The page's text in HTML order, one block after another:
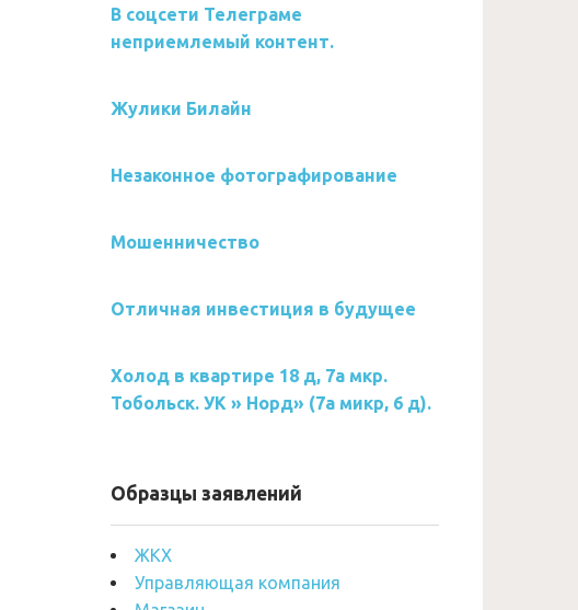
В соцсети Телеграме
неприемлемый контент.
Жулики Билайн
Незаконное фотографирование
Мошенничество
Отличная инвестиция в будущее
Холод в квартире 18 д, 7а мкр.
Тобольск. УК » Норд» (7а микр, 6 д).
Образцы заявлений
ЖКХ
Управляющая компания